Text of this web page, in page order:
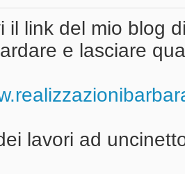
il link del mio blog
e lasciare
lavori ad